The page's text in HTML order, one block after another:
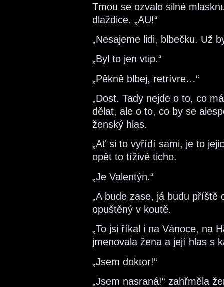
Tmou se ozvalo silné
dlaždice. „AU!“
„Nesajeme lidi, blbečku. Už
„Byl to jen vtip.“
„Pěkně blbej, retrívre…“
„Dost. Tady nejde o to, co
dělat, ale o to, co by se
ženský hlas.
„Ať si to vyřídí sami, je to
opět to tíživé ticho.
„Je Valentýn.“
„A bude zase, já budu
opuštěný v koutě.
„To jsi říkal i na Vánoce, na
jmenovala žena a její hlas s
„Jsem doktor!“
„Jsem nasraná!“ zahřměla